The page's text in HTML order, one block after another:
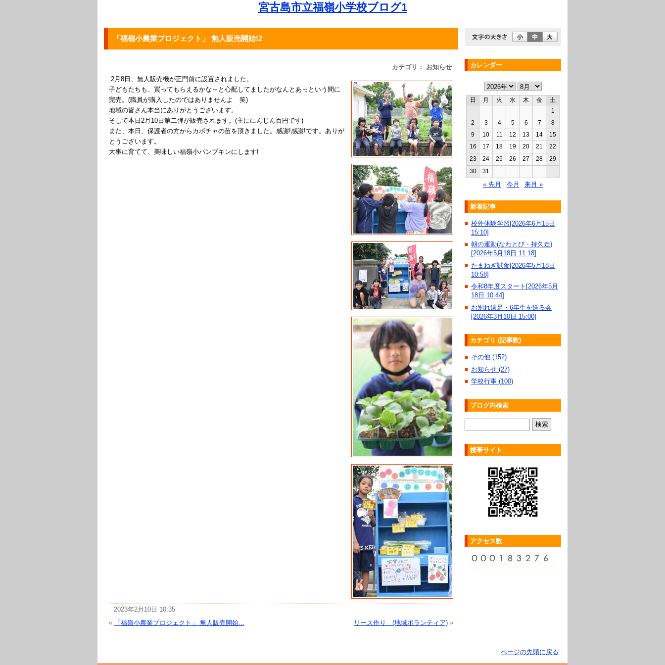
宮古島市立福嶺小学校ブログ1
「福嶺小農業プロジェクト」 無人販売開始!2
カテゴリ： お知らせ
2月8日、無人販売機が正門前に設置されました。
子どもたちも、買ってもらえるかな～と心配してましたがなんとあっという間に
完売。(職員が購入したのではありませんよ 笑)
地域の皆さん本当にありがとうございます。
そして本日2月10日第二弾が販売されます。(主ににんじん百円です)
また、本日、保護者の方からカボチャの苗を頂きました。感謝!感謝!です。ありが
とうございます。
大事に育てて、美味しい福嶺小パンプキンにします!
2023年2月10日 10:35
«
「福嶺小農業プロジェクト」 無人販売開始... リース作り (地域ボランティア) »
カレンダー
日 月 火 水 木 金
土
1
2
3 4 5 6 7
8
9
10 11 12 13 14
15
16
17 18 19 20 21
22
23
24 25 26 27 28
29
30
31
« 先月 今月 来月 »
新着記事
■ 校外体験学習[2026年6月15日
15:10]
■ 朝の運動(なわとび・持久走)
[2026年5月18日 11:18]
■ たまねぎ試食[2026年5月18日
10:58]
■ 令和8年度スタート[2026年5月
18日 10:44]
■ お別れ遠足・6年生を送る会
[2026年3月10日 15:00]
カテゴリ (記事数)
■ その他 (152)
■ お知らせ (27)
■ 学校行事 (100)
ブログ内検索
携帯サイト
アクセス数
ページの先頭に戻る